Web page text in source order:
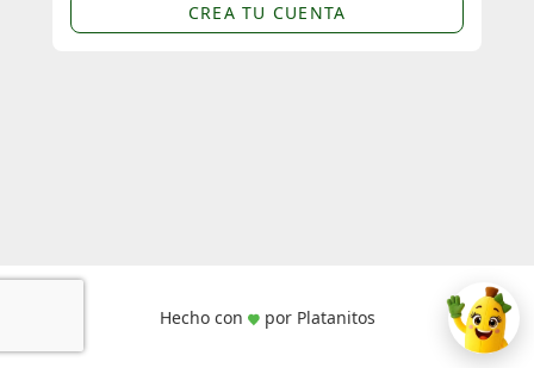
CREA TU CUENTA
Hecho con por Platanitos